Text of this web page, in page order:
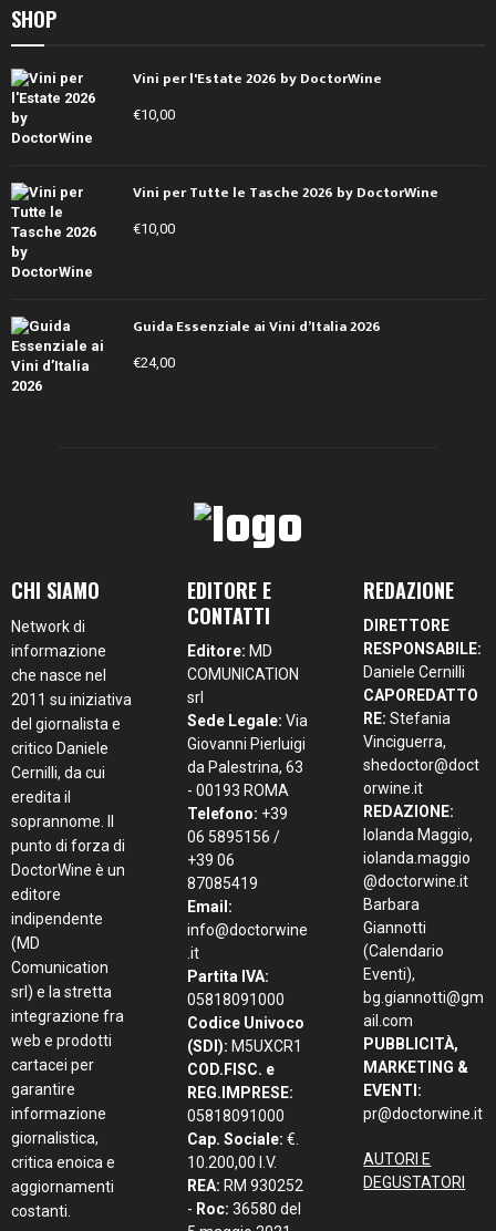
SHOP
Vini per l'Estate 2026 by DoctorWine
€10,00
Vini per Tutte le Tasche 2026 by DoctorWine
€10,00
Guida Essenziale ai Vini d’Italia 2026
€24,00
CHI SIAMO
Network di
informazione
che nasce nel
2011 su iniziativa
del giornalista e
critico Daniele
Cernilli, da cui
eredita il
soprannome. Il
punto di forza di
DoctorWine è un
editore
indipendente
(MD
Comunication
srl) e la stretta
integrazione fra
web e prodotti
cartacei per
garantire
informazione
giornalistica,
critica enoica e
aggiornamenti
costanti.
EDITORE E
CONTATTI
Editore: MD
COMUNICATION
srl
Sede Legale: Via
Giovanni Pierluigi
da Palestrina, 63
- 00193 ROMA
Telefono: +39
06 5895156 /
+39 06
87085419
Email:
info@doctorwine
.it
Partita IVA:
05818091000
Codice Univoco
(SDI): M5UXCR1
COD.FISC. e
REG.IMPRESE:
05818091000
Cap. Sociale: €.
10.200,00 I.V.
REA: RM 930252
- Roc: 36580 del
REDAZIONE
DIRETTORE
RESPONSABILE:
Daniele Cernilli
CAPOREDATTO
RE: Stefania
Vinciguerra,
shedoctor@doct
orwine.it
REDAZIONE:
Iolanda Maggio,
iolanda.maggio
@doctorwine.it
Barbara
Giannotti
(Calendario
Eventi),
bg.giannotti@gm
ail.com
PUBBLICITÀ,
MARKETING &
EVENTI:
pr@doctorwine.it
AUTORI E
DEGUSTATORI